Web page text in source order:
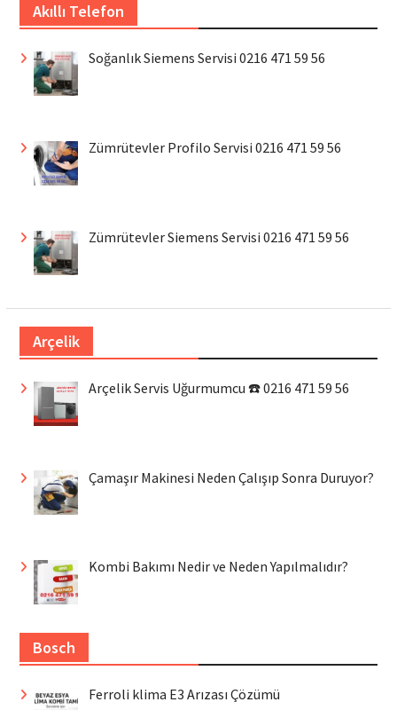
Akıllı Telefon
Soğanlık Siemens Servisi 0216 471 59 56
Zümrütevler Profilo Servisi 0216 471 59 56
Zümrütevler Siemens Servisi 0216 471 59 56
Arçelik
Arçelik Servis Uğurmumcu ☎️ 0216 471 59 56
Çamaşır Makinesi Neden Çalışıp Sonra Duruyor?
Kombi Bakımı Nedir ve Neden Yapılmalıdır?
Bosch
Ferroli klima E3 Arızası Çözümü